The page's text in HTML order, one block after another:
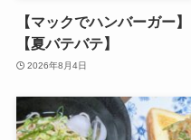
【マックでハンバーガー】
【夏バテバテ】
2026年8月4日